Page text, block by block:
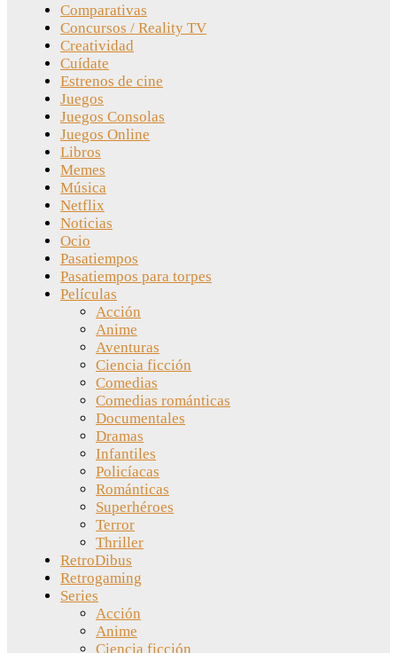
Comparativas
Concursos / Reality TV
Creatividad
Cuídate
Estrenos de cine
Juegos
Juegos Consolas
Juegos Online
Libros
Memes
Música
Netflix
Noticias
Ocio
Pasatiempos
Pasatiempos para torpes
Películas
Acción
Anime
Aventuras
Ciencia ficción
Comedias
Comedias románticas
Documentales
Dramas
Infantiles
Policíacas
Románticas
Superhéroes
Terror
Thriller
RetroDibus
Retrogaming
Series
Acción
Anime
Ciencia ficción